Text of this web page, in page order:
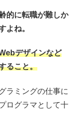
的に転職が難しか
よね。
デザインなど
ること。
ラミングの仕事に
ログラマとして十